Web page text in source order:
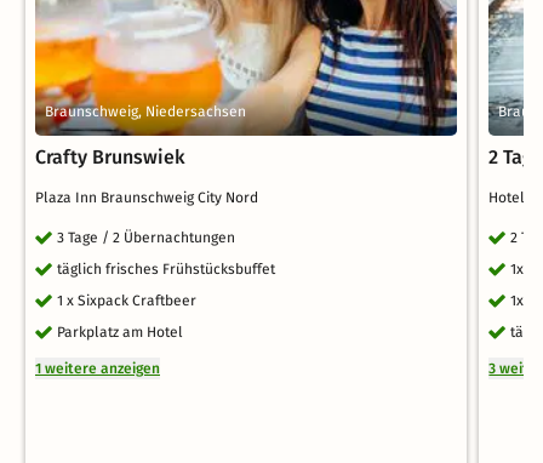
Braunschweig, Niedersachsen
Crafty Brunswiek
Plaza Inn Braunschweig City Nord
3 Tage / 2 Übernachtungen
täglich frisches Frühstücksbuffet
1 x Sixpack Craftbeer
Parkplatz am Hotel
1 weitere anzeigen
2
Hotel
2
1x
1x
3